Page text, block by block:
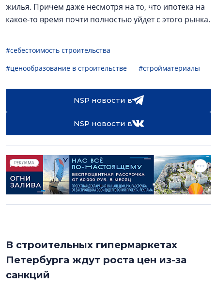
жилья. Причем даже несмотря на то, что ипотека на
какое-то время почти полностью уйдет с этого рынка.
#себестоимость строительства
#ценообразование в строительстве
#стройматериалы
NSP новости в
NSP новости в
РЕКЛАМА
В строительных гипермаркетах
Петербурга ждут роста цен из-за
санкций